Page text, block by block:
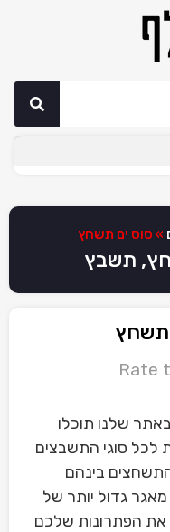
» סוס ים תשחץ
תשבץ
תשחץ
Rate
שלנו תוכלו
לכל סוגי התשבצים
בינהם
גדול יותר של
את הפתרונות שלכם